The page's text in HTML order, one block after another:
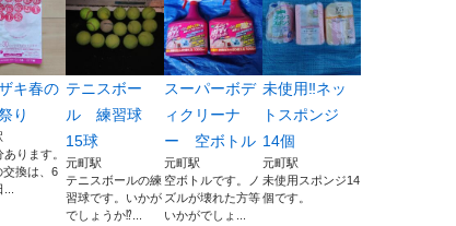
キ春の
り
あります。
交換は、6
テニスボー
ル 練習球
15球
元町駅
テニスボールの練
習球です。いかが
でしょうか⁉...
スーパーボデ
ィクリーナ
ー 空ボトル
元町駅
空ボトルです。ノ
ズルが壊れた方等
いかがでしょ...
未使用‼️ネッ
トスポンジ
14個
元町駅
未使用スポンジ14
個です。